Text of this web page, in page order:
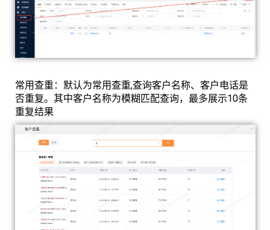
常用查重：默认为常用查重,查询客户名称、客户电话是
否重复。其中客户名称为模糊匹配查询，最多展示10条
重复结果